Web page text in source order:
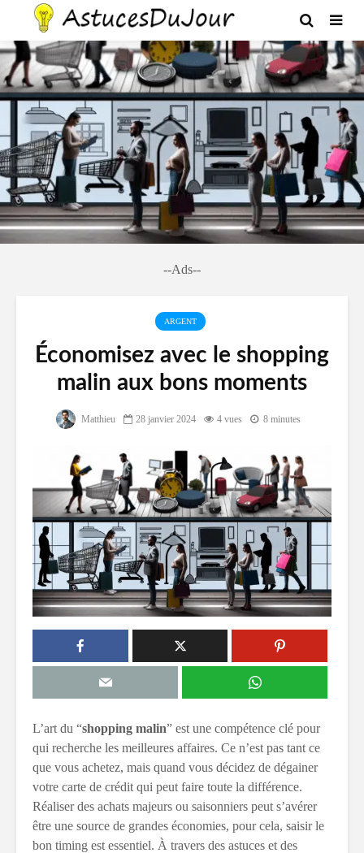
--Ads--
ARGENT
Économisez avec le shopping
malin aux bons moments
Matthieu 28 janvier 2024 4 vues 8 minutes
L’art du “shopping malin” est une compétence clé pour
qui recherche les meilleures affaires. Ce n’est pas tant ce
que vous achetez, mais quand vous décidez de dégainer
votre carte de crédit qui peut faire toute la différence.
Réaliser des achats majeurs ou saisonniers peut s’avérer
être une source de grandes économies, pour cela, saisir le
bon timing est essentiel. À travers des astuces et des